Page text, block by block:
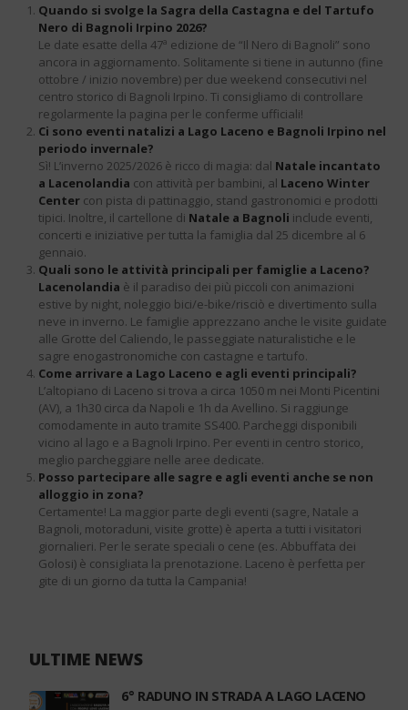
Quando si svolge la Sagra della Castagna e del Tartufo
Nero di Bagnoli Irpino 2026?
Le date esatte della 47ª edizione de “Il Nero di Bagnoli” sono
ancora in aggiornamento. Solitamente si tiene in autunno (fine
ottobre / inizio novembre) per due weekend consecutivi nel
centro storico di Bagnoli Irpino. Ti consigliamo di controllare
regolarmente la pagina per le conferme ufficiali!
Ci sono eventi natalizi a Lago Laceno e Bagnoli Irpino nel
periodo invernale?
Sì! L’inverno 2025/2026 è ricco di magia: dal Natale incantato
a Lacenolandia con attività per bambini, al Laceno Winter
Centercon pista di pattinaggio, stand gastronomici e prodotti
tipici. Inoltre, il cartellone di Natale a Bagnoli include eventi,
concerti e iniziative per tutta la famiglia dal 25 dicembre al 6
gennaio.
Quali sono le attività principali per famiglie a Laceno?
Lacenolandia è il paradiso dei più piccoli con animazioni
estive by night, noleggio bici/e-bike/risciò e divertimento sulla
neve in inverno. Le famiglie apprezzano anche le visite guidate
alle Grotte del Caliendo, le passeggiate naturalistiche e le
sagre enogastronomiche con castagne e tartufo.
Come arrivare a Lago Laceno e agli eventi principali?
L’altopiano di Laceno si trova a circa 1050 m nei Monti Picentini
(AV), a 1h30 circa da Napoli e 1h da Avellino. Si raggiunge
comodamente in auto tramite SS400. Parcheggi disponibili
vicino al lago e a Bagnoli Irpino. Per eventi in centro storico,
meglio parcheggiare nelle aree dedicate.
Posso partecipare alle sagre e agli eventi anche se non
alloggio in zona?
Certamente! La maggior parte degli eventi (sagre, Natale a
Bagnoli, motoraduni, visite grotte) è aperta a tutti i visitatori
giornalieri. Per le serate speciali o cene (es. Abbuffata dei
Golosi) è consigliata la prenotazione. Laceno è perfetta per
gite di un giorno da tutta la Campania!
ULTIME NEWS
6° RADUNO IN STRADA A LAGO LACENO